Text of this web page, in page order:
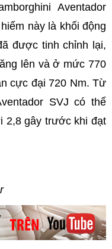
Aventador
này là khối động
được tinh chỉnh lại,
lên và ở mức 770
cực đại 720 Nm. Từ
SVJ có thể
2,8 gây trước khi đạt